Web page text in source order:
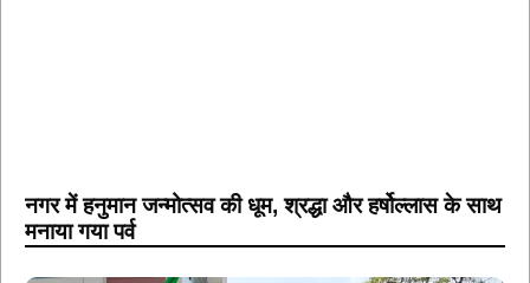
नगर में हनुमान जन्मोत्सव की धूम, श्रद्धा और हर्षोल्लास के साथ
मनाया गया पर्व